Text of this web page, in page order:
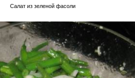
Салат из зеленой фасоли